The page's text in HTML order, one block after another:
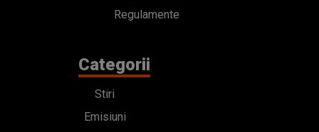
Regulamente
Categorii
Stiri
Emisiuni